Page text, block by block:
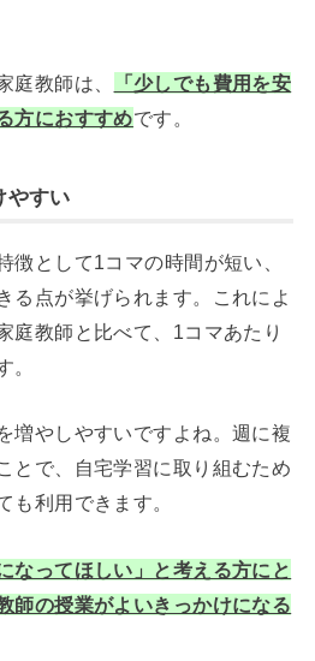
庭教師は、
「少しでも費用を安
方におすすめです。
やすい
徴として1コマの時間が短い、
る点が挙げられます。これによ
庭教師と比べて、1コマあたり
。
増やしやすいですよね。週に複
とで、自宅学習に取り組むため
も利用できます。
なってほしい」と考える方にと
師の授業がよいきっかけになる